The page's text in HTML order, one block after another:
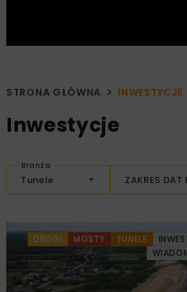
STRONA GŁÓWNA INWESTYCJE
Inwestycje
Tunele
Branża
ZAKRES
DROGI MOSTY TUNELE